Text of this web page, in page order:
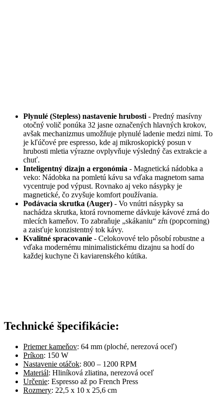
Plynulé (Stepless) nastavenie hrubosti - Predný masívny
otočný volič ponúka 32 jasne označených hlavných krokov,
avšak mechanizmus umožňuje plynulé ladenie medzi nimi. To
je kľúčové pre espresso, kde aj mikroskopický posun v
hrubosti mletia výrazne ovplyvňuje výsledný čas extrakcie a
chuť.
Inteligentný dizajn a ergonómia - Magnetická nádobka a
veko: Nádobka na pomletú kávu sa vďaka magnetom sama
vycentruje pod výpust. Rovnako aj veko násypky je
magnetické, čo zvyšuje komfort používania.
Podávacia skrutka (Auger) - Vo vnútri násypky sa
nachádza skrutka, ktorá rovnomerne dávkuje kávové zrná do
mlecích kameňov. To zabraňuje „skákaniu“ zŕn (popcorning)
a zaisťuje konzistentný tok kávy.
Kvalitné spracovanie - Celokovové telo pôsobí robustne a
vďaka modernému minimalistickému dizajnu sa hodí do
každej kuchyne či kaviarenského kútika.
Technické špecifikácie:
Priemer kameňov: 64 mm (ploché, nerezová oceľ)
Príkon: 150 W
Nastavenie otáčok: 800 – 1200 RPM
Materiál: Hliníková zliatina, nerezová oceľ
Určenie: Espresso až po French Press
Rozmery: 22,5 x 10 x 25,6 cm